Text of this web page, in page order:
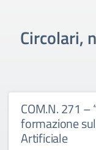
Circolari,
COM.N. 271 –
formazione
Artificiale